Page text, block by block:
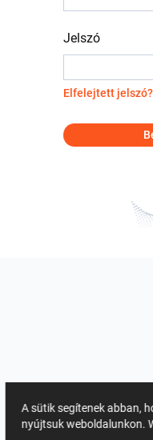
Jelszó
Elfelejtett jelszó?
A sütik segítenek abban,
nyújtsuk weboldalunkon.